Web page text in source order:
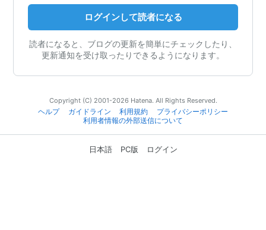
ログインして読者になる
読者になると、ブログの更新を簡単にチェックしたり、
更新通知を受け取ったりできるようになります。
Copyright (C) 2001-2026 Hatena. All Rights Reserved.
ヘルプ
ガイドライン 利用規約
プライバシーポリシー
利用者情報の外部送信について
日本語 PC版 ログイン